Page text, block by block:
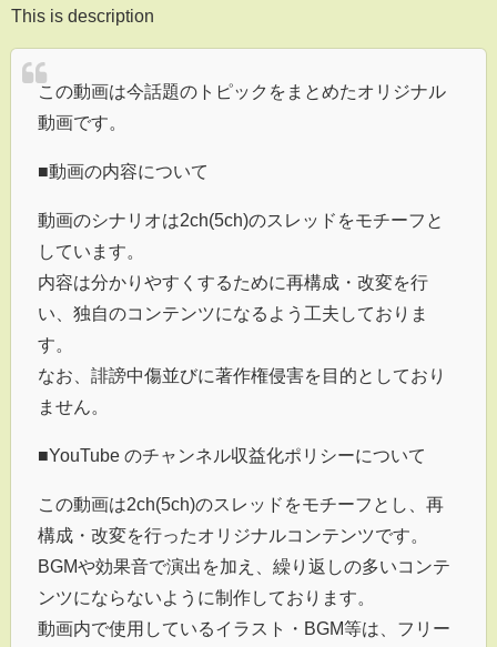
This is description
この動画は今話題のトピックをまとめたオリジナル
動画です。
■動画の内容について
動画のシナリオは2ch(5ch)のスレッドをモチーフと
しています。
内容は分かりやすくするために再構成・改変を行
い、独自のコンテンツになるよう工夫しておりま
す。
なお、誹謗中傷並びに著作権侵害を目的としており
ません。
■YouTube のチャンネル収益化ポリシーについて
この動画は2ch(5ch)のスレッドをモチーフとし、再
構成・改変を行ったオリジナルコンテンツです。
BGMや効果音で演出を加え、繰り返しの多いコンテ
ンツにならないように制作しております。
動画内で使用しているイラスト・BGM等は、フリー